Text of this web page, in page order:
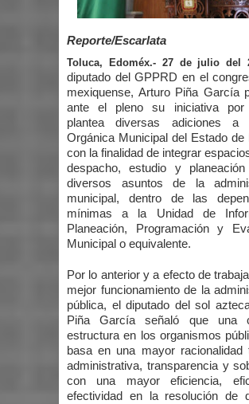
Reporte/Escarlata
Toluca, Edoméx.- 27 de julio del
diputado del GPPRD en el
mexiquense, Arturo Piña García
ante el pleno su iniciativa
plantea diversas adiciones
Orgánica Municipal del Estado de
con la finalidad de integrar
despacho, estudio y
diversos asuntos de la
municipal, dentro de las
mínimas a la Unidad de
Planeación, Programación y
Municipal o equivalente.
Por lo anterior y a efecto de
mejor funcionamiento de la
pública, el diputado del sol
Piña García señaló que una
estructura en los organismos
basa en una mayor racionalidad
administrativa, transparencia y
con una mayor eficiencia,
efectividad en la resolución de